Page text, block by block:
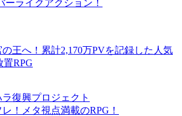
ライクアクション！
王へ！累計2,170万PVを記録した人気
RPG
復興プロジェクト
！メタ視点満載のRPG！